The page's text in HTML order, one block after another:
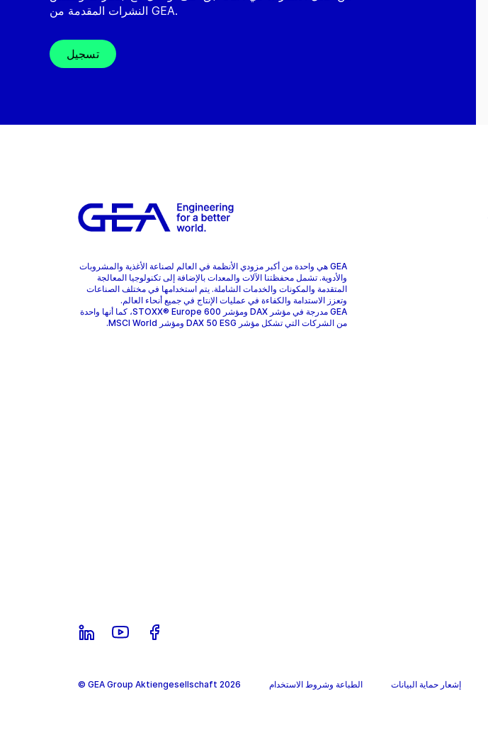
النشرات المقدمة من GEA.
تسجيل
GEA هي واحدة من أكبر مزودي الأنظمة في العالم لصناعة الأغذية والمشروبات
والأدوية. تشمل محفظتنا الآلات والمعدات بالإضافة إلى تكنولوجيا المعالجة
المتقدمة والمكونات والخدمات الشاملة. يتم استخدامها في مختلف الصناعات
وتعزز الاستدامة والكفاءة في عمليات الإنتاج في جميع أنحاء العالم.
GEA مدرجة في مؤشر DAX ومؤشر STOXX® Europe 600، كما أنها واحدة
من الشركات التي تشكل مؤشر DAX 50 ESG ومؤشر MSCI World.
© GEA Group Aktiengesellschaft 2026 الطباعة وشروط الاستخدام إشعار حماية البيانات